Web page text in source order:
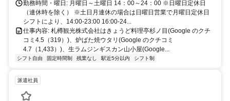
鉄各線 大通駅（ポールタウン経由 11番出口） 徒歩8分 ・最寄り
バス停 南６条西４丁目（じょうてつバス）から徒歩3分 すすきの（じ
ょうてつバス、北海道中央バス）から徒歩4分 南５条西３丁目（じょ
うてつバス、北海道中央バス）から徒歩5分 車通勤OKですしバイク
通勤OKです！ ＪＲ函館本線の琴似駅からは6分、苗穂駅からは3分で
電車通勤でき、ＪＲ千歳線では白石駅から6分、平和駅からで9分で電
車通勤できます！ 札幌市営地下鉄南北線では北２４条駅から8分、平
線だと円山公園駅（5分）、西２８丁目駅（7分）、白石駅（8分）
で、 札幌市営地下鉄東豊線なら環状通東駅（8分）、学園前駅（2
分）とアクセス抜群です！ 近くにはジュピター 札幌ポールタウン
勤務時間・曜日: 月曜日～土曜日 14：00～24：00 ※日曜日定休日
（連休時を除く） ※土日月連休の場合は日曜日営業で月曜日定休日
シフトにより、14:00-23:00 16:00-24...
仕事内容: 札樽観光株式会社はきょうど料理亭杉ノ目(Google のクチ
コミ4.5（319）)、炉ばた焼ウタリ(Google のクチコミ
4.7（1,433）)、生ラムジンギスカン山小屋(Google...
シフト自由 固定時間制 残業なし 駅近5分以内 シフト制
派遣社員